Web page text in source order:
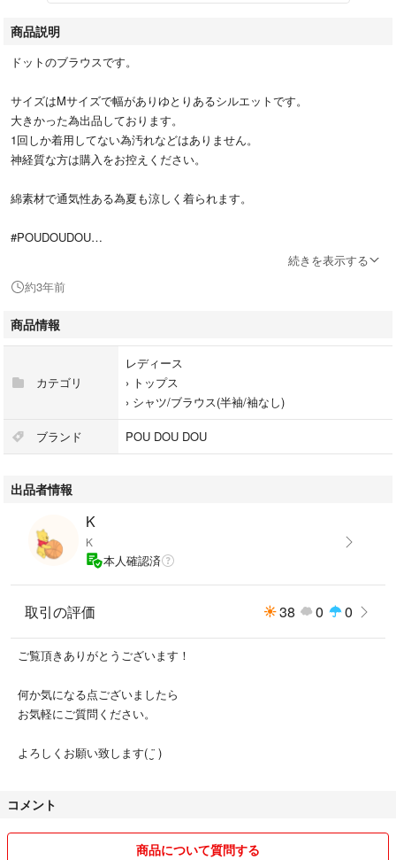
商品説明
ドットのブラウスです。
サイズはMサイズで幅がありゆとりあるシルエットです。
大きかった為出品しております。
1回しか着用してない為汚れなどはありません。
神経質な方は購入をお控えください。
綿素材で通気性ある為夏も涼しく着られます。
#POUDOUDOU
#ブラウス
#半袖ブラウス
続きを表示する
約3年前
商品情報
カテゴリ
レディース
› トップス
› シャツ/ブラウス(半袖/袖なし)
ブランド POU DOU DOU
出品者情報
K
K
本人確認済
取引の評価 38 0 0
ご覧頂きありがとうございます！
何か気になる点ございましたら
お気軽にご質問ください。
よろしくお願い致します( ¨̮ )
コメント
商品について質問する